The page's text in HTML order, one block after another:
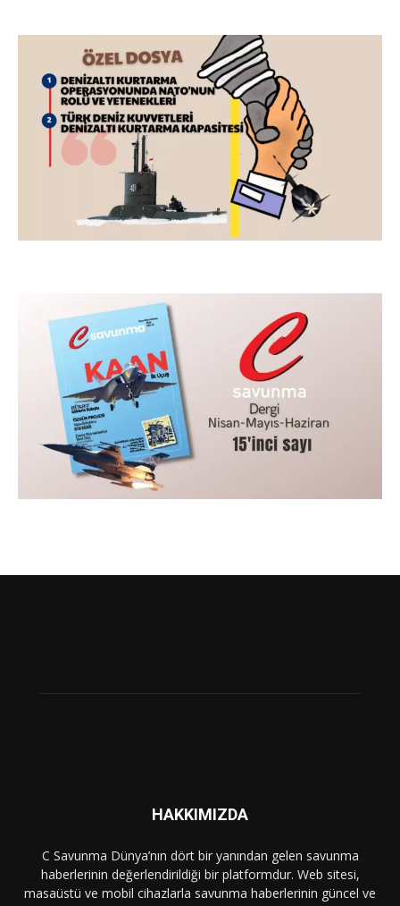
HAKKIMIZDA
C Savunma Dünya’nın dört bir yanından gelen savunma
haberlerinin değerlendirildiği bir platformdur. Web sitesi,
masaüstü ve mobil cihazlarla savunma haberlerinin güncel ve